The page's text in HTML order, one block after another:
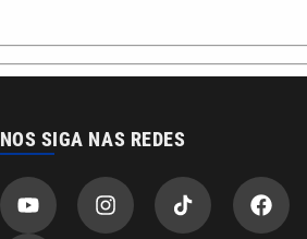
NOS SIGA NAS REDES